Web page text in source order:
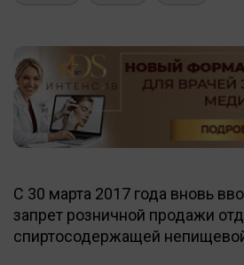
С 30 марта 2017 года вновь
запрет розничной продажи
спиртосодержащей